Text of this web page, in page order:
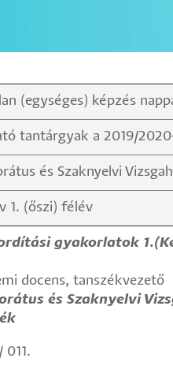
(egységes) képzés
tantárgyak a 2019/
és Szaknyelvi
1. (őszi) félév
gyakorlatok
docens, tanszékvezető
és Szaknyelvi
011.